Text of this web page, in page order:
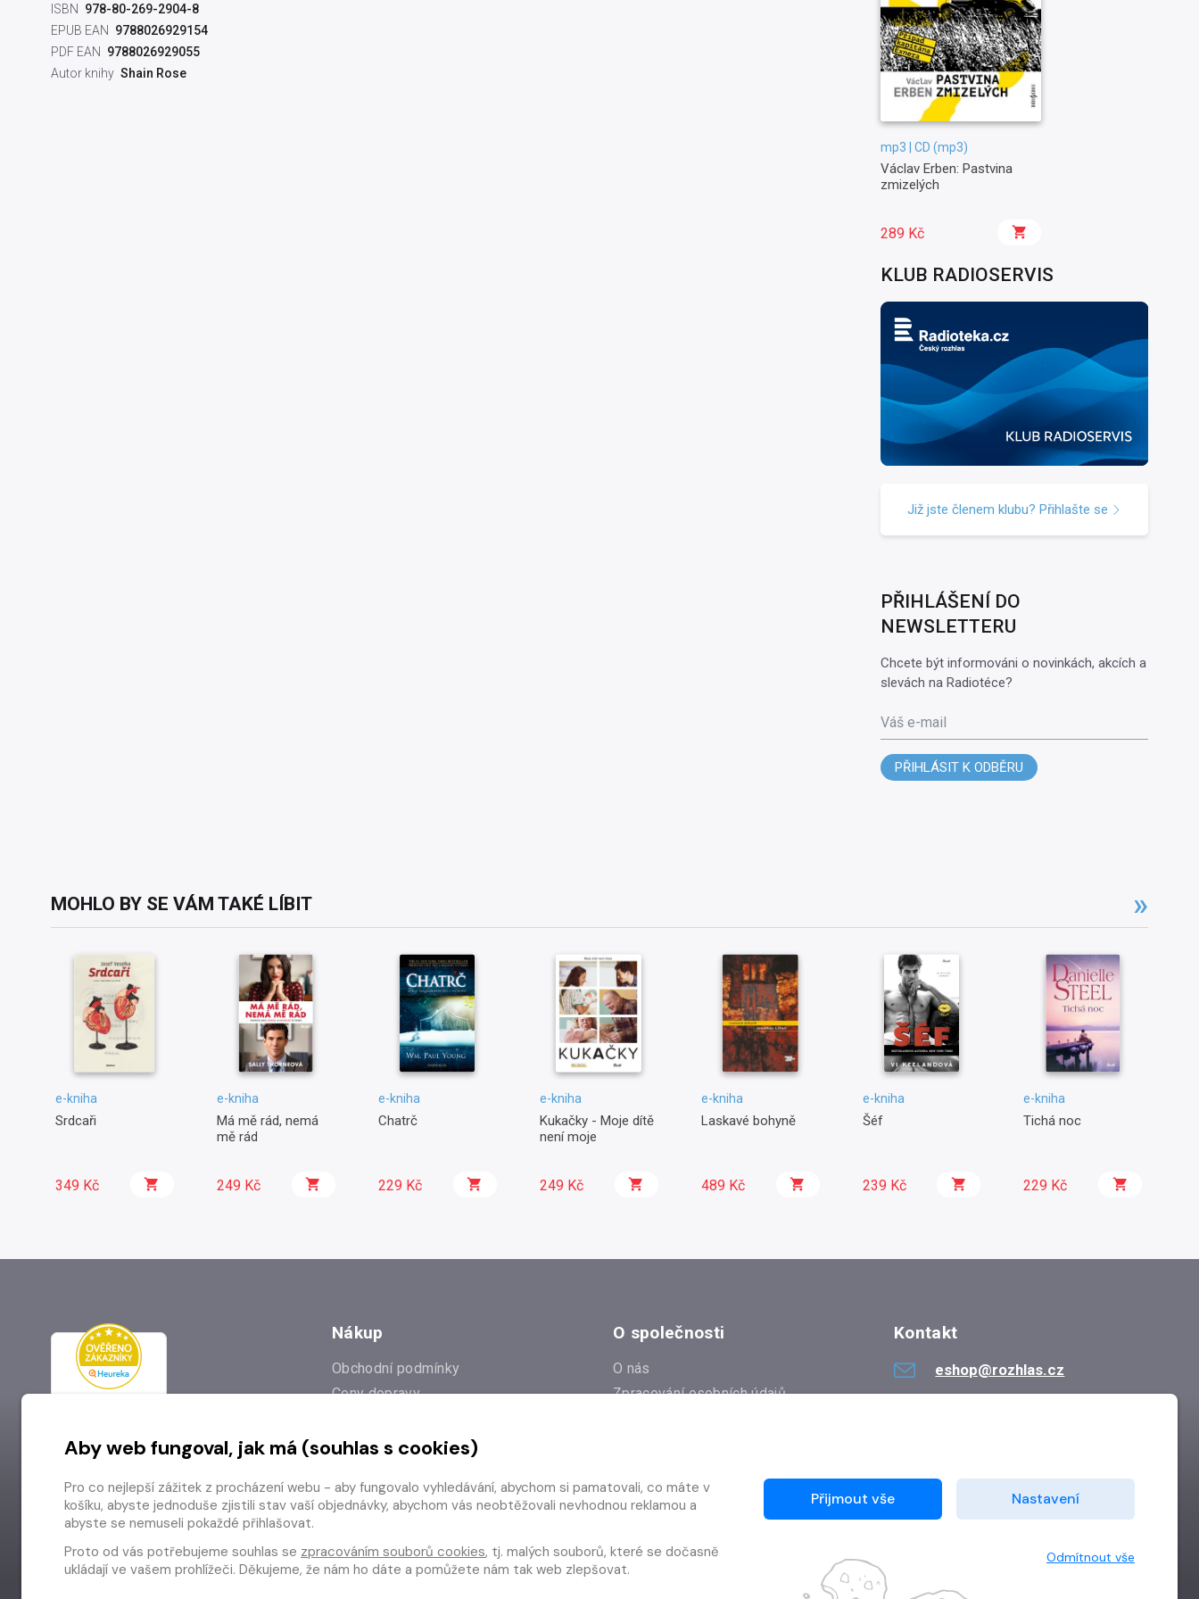
ISBN 978-80-269-2904-8
EPUB EAN
9788026929154
PDF EAN
9788026929055
Autor knihy Shain Rose
mp3 | CD (mp3)
Václav Erben: Pastvina
zmizelých
289 Kč
KLUB RADIOSERVIS
Již jste členem klubu? Přihlašte se
PŘIHLÁŠENÍ DO
NEWSLETTERU
Chcete být informováni o novinkách, akcích a
slevách na Radiotéce?
Váš e-mail
PŘIHLÁSIT K ODBĚRU
MOHLO BY SE VÁM TAKÉ LÍBIT
e-kniha
Srdcaři
349 Kč
e-kniha
Má mě rád, nemá
mě rád
249 Kč
e-kniha
Chatrč
229 Kč
e-kniha
Kukačky - Moje dítě
není moje
249 Kč
e-kniha
Laskavé bohyně
489 Kč
e-kniha
Šéf
239 Kč
e-kniha
Tichá noc
229 Kč
Nákup
Obchodní podmínky
Ceny dopravy
Prodejna
Odstoupení od smlouvy
O společnosti
O nás
Zpracování osobních údajů
Kontakt
eshop@rozhlas.cz
Aby web fungoval, jak má (souhlas s cookies)
Pro co nejlepší zážitek z procházení webu - aby fungovalo vyhledávání, abychom si pamatovali, co máte v
košíku, abyste jednoduše zjistili stav vaší objednávky, abychom vás neobtěžovali nevhodnou reklamou a
abyste se nemuseli pokaždé přihlašovat.
Proto od vás potřebujeme souhlas se zpracováním souborů cookies, tj. malých souborů, které se dočasně
ukládají ve vašem prohlížeči. Děkujeme, že nám ho dáte a pomůžete nám tak web zlepšovat.
Přijmout vše Nastavení
Odmítnout vše